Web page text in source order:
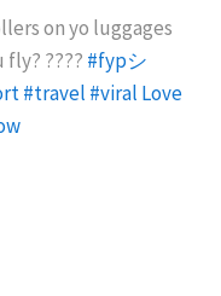
on yo luggages
???? #fypシ
#travel #viral Love